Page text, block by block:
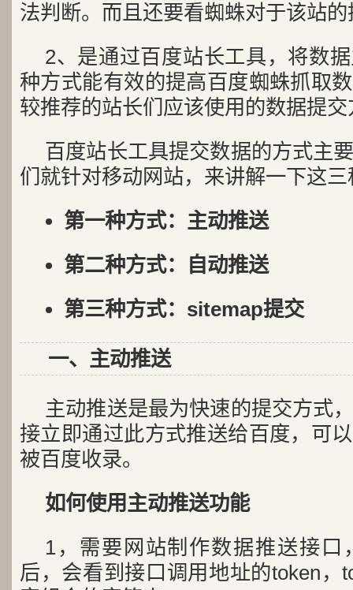
法判断。而且还要看蜘蛛对于该站
2、是通过百度站长工具，将数
种方式能有效的提高百度蜘蛛抓取
较推荐的站长们应该使用的数据提
百度站长工具提交数据的方式主
们就针对移动网站，来讲解一下这
第一种方式：主动推送
第二种方式：自动推送
第三种方式：sitemap提交
一、主动推送
主动推送是最为快速的提交方式
接立即通过此方式推送给百度，可
被百度收录。
如何使用主动推送功能
1，需要网站制作数据推送接口
后，会看到接口调用地址的token，